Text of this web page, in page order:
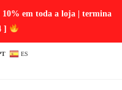
- 10% em toda a loja | termina
]
ES